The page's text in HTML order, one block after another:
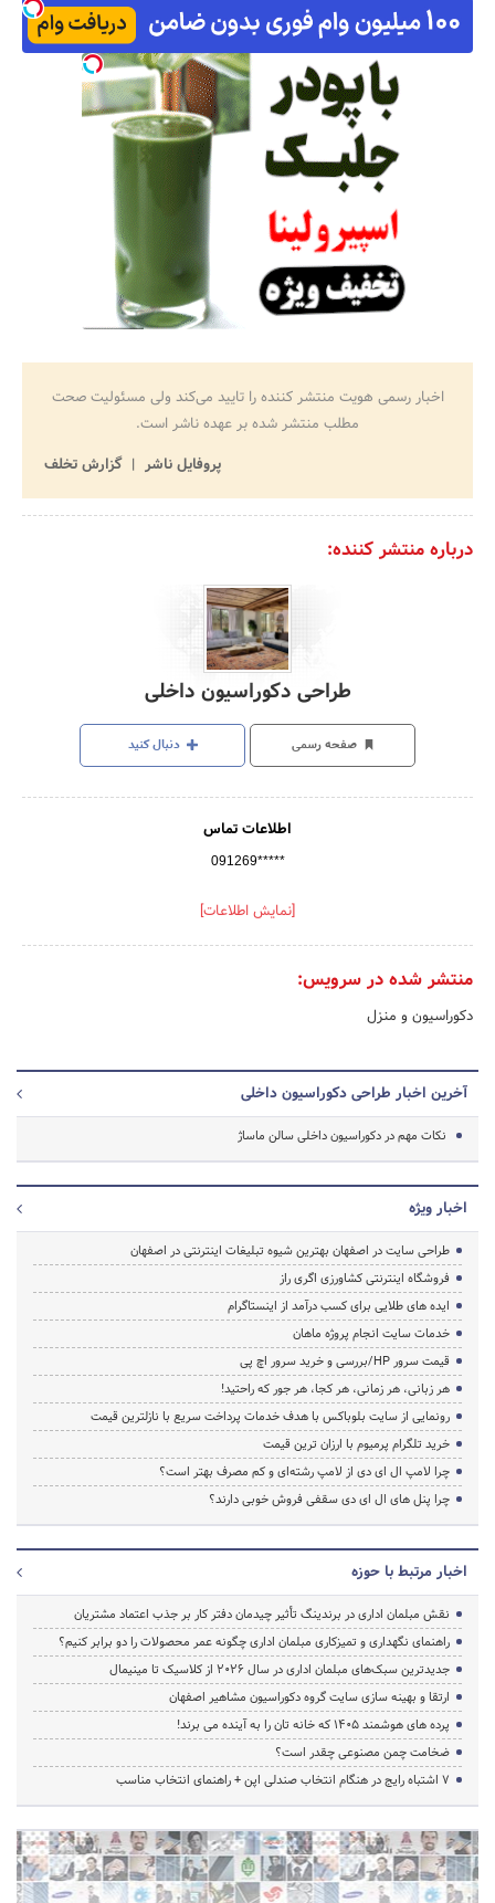
اخبار رسمی هویت منتشر کننده را تایید می‌کند ولی مسئولیت صحت
مطلب منتشر شده بر عهده ناشر است.
پروفایل ناشر
گزارش تخلف
درباره منتشر کننده:
طراحی دکوراسیون داخلی
صفحه رسمی دنبال کنید
اطلاعات تماس
091269*****
[نمایش اطلاعات]
منتشر شده در سرویس:
دکوراسیون و منزل
آخرین اخبار طراحی دکوراسیون داخلی
نکات مهم در دکوراسیون داخلی سالن ماساژ
اخبار ویژه
طراحی سایت در اصفهان بهترین شیوه تبلیغات اینترنتی در اصفهان
فروشگاه اینترنتی کشاورزی اگری راز
ایده های طلایی برای کسب درآمد از اینستاگرام
خدمات سایت انجام پروژه ماهان
قیمت سرور HP/بررسی و خرید سرور اچ پی
هر زبانی، هر زمانی، هر کجا، هر جور که راحتید!
رونمایی از سایت بلوباکس با هدف خدمات پرداخت سریع با نازلترین قیمت
خرید تلگرام پرمیوم با ارزان ترین قیمت
چرا لامپ ال ای دی از لامپ رشته‌ای و کم مصرف بهتر است؟
چرا پنل های ال ای دی سقفی فروش خوبی دارند؟
اخبار مرتبط با حوزه
نقش مبلمان اداری در برندینگ تأثیر چیدمان دفتر کار بر جذب اعتماد مشتریان
راهنمای نگهداری و تمیزکاری مبلمان اداری چگونه عمر محصولات را دو برابر کنیم؟
جدیدترین سبک‌های مبلمان اداری در سال ۲۰۲۶ از کلاسیک تا مینیمال
ارتقا و بهینه سازی سایت گروه دکوراسیون مشاهیر اصفهان
پرده‌ های هوشمند ۱۴۰۵ که خانه‌ تان را به آینده می‌ برند!
ضخامت چمن مصنوعی چقدر است؟
۷ اشتباه رایج در هنگام انتخاب صندلی اپن + راهنمای انتخاب مناسب